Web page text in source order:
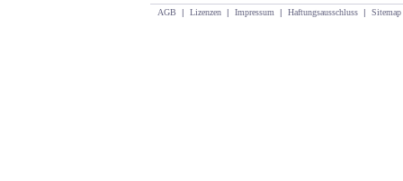
AGB | Lizenzen | Impressum | Haftungsausschluss | Sitemap